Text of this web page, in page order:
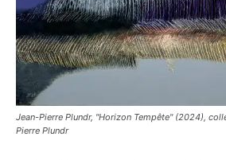
Jean-Pierre Plundr, "Horizon Tempête" (2024),
Pierre Plundr